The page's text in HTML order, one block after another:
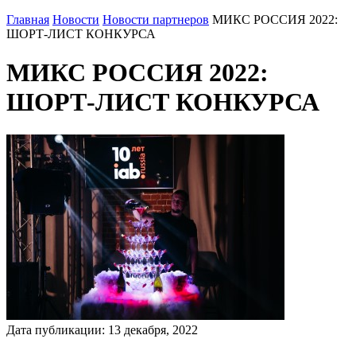
Главная Новости Новости партнеров МИКС РОССИЯ 2022:
ШОРТ-ЛИСТ КОНКУРСА
МИКС РОССИЯ 2022:
ШОРТ-ЛИСТ КОНКУРСА
Дата публикации: 13 декабря, 2022